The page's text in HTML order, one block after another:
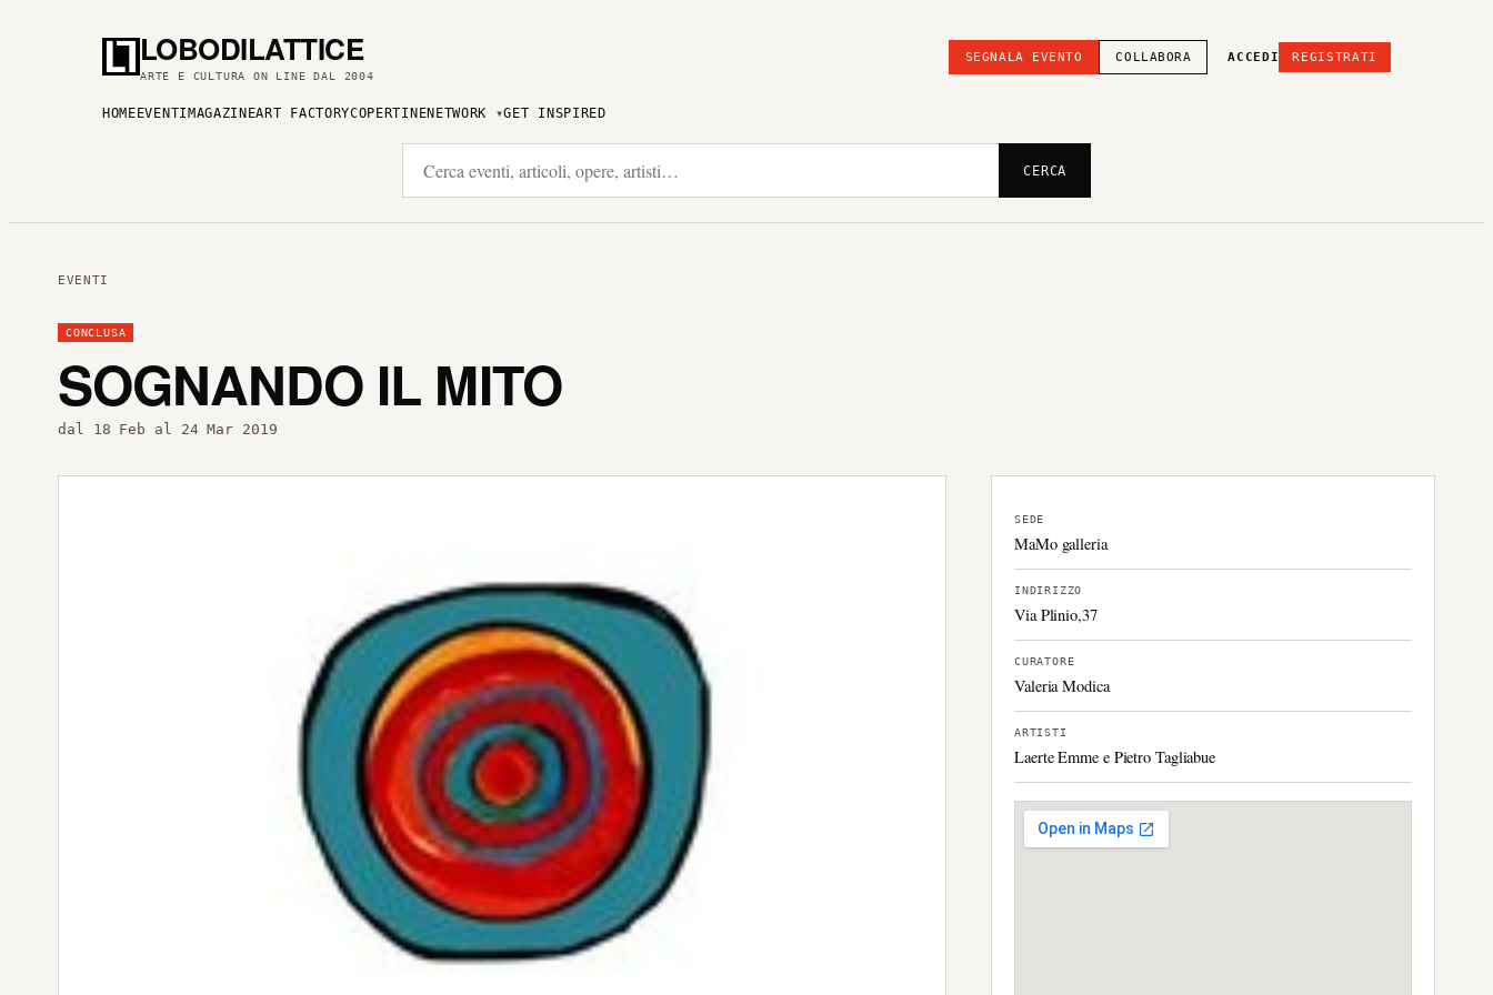
LOBODILATTICE
ARTE E CULTURA ON LINE DAL 2004
SEGNALA EVENTO COLLABORA ACCEDI REGISTRATI
HOME EVENTI MAGAZINEART FACTORYCOPERTINENETWORK GET INSPIRED
CERCA
EVENTI
CONCLUSA
SOGNANDO IL MITO
dal 18 Feb al 24 Mar 2019
SEDE
MaMo galleria
INDIRIZZO
Via Plinio,37
CURATORE
Valeria Modica
ARTISTI
Laerte Emme e Pietro Tagliabue